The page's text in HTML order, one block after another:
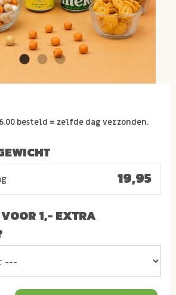
besteld = zelfde dag verzonden.
19,95
1,- EXTRA